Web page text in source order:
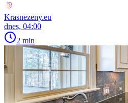
Krasnezeny.eu
dnes, 04:00
2 min